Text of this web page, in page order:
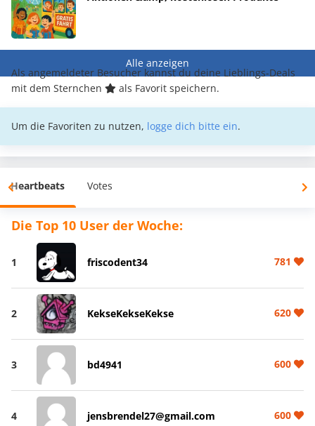
Alle anzeigen
Als angemeldeter Besucher kannst du deine Lieblings-Deals
mit dem Sternchen
als Favorit speichern.
Um die Favoriten zu nutzen, logge dich bitte ein.
Heartbeats Votes
Die Top 10 User der Woche:
1 friscodent34 781
2 KekseKekseKekse 620
3 bd4941 600
4 jensbrendel27@gmail.com 600